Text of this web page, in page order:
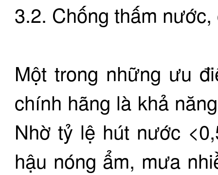
3.2. Chống thấm
Một trong những ưu
chính hãng là khả
Nhờ tỷ lệ hút nước
hậu nóng ẩm, mưa